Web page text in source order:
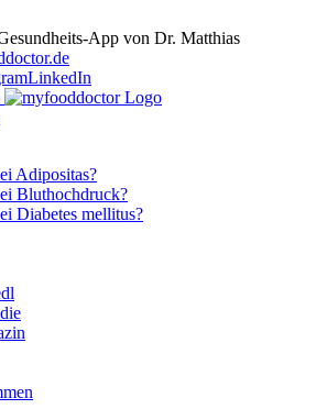
App von Dr. Matthias
LinkedIn
Adipositas?
Bluthochdruck?
Diabetes mellitus?